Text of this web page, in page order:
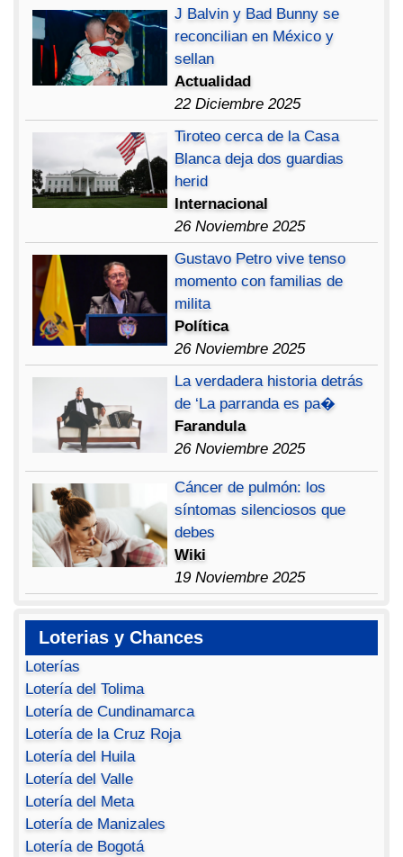
J Balvin y Bad Bunny se
reconcilian en México y
sellan
Actualidad
22 Diciembre 2025
Tiroteo cerca de la Casa
Blanca deja dos guardias
herid
Internacional
26 Noviembre 2025
Gustavo Petro vive tenso
momento con familias de
milita
Política
26 Noviembre 2025
La verdadera historia detrás
de ‘La parranda es pa�
Farandula
26 Noviembre 2025
Cáncer de pulmón: los
síntomas silenciosos que
debes
Wiki
19 Noviembre 2025
Loterias y Chances
Loterías
Lotería del Tolima
Lotería de Cundinamarca
Lotería de la Cruz Roja
Lotería del Huila
Lotería del Valle
Lotería del Meta
Lotería de Manizales
Lotería de Bogotá